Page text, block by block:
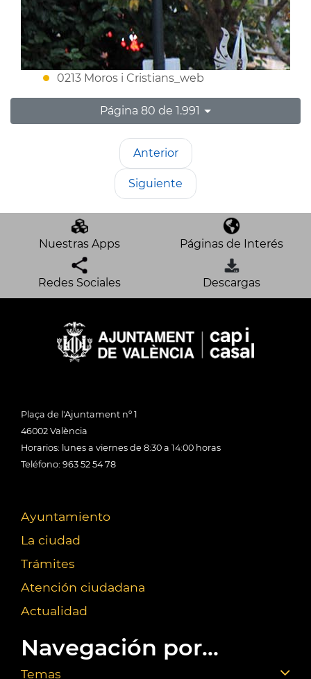
0213 Moros i Cristians_web
Página 80 de 1.991
Anterior
Siguiente
Nuestras Apps Páginas de Interés
Redes Sociales Descargas
Plaça de l'Ajuntament nº 1
46002 València
Horarios: lunes a viernes de 8:30 a 14:00 horas
Teléfono: 963 52 54 78
Ayuntamiento
La ciudad
Trámites
Atención ciudadana
Actualidad
Navegación por...
Temas